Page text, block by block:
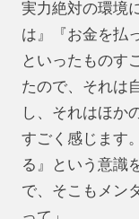
実力絶対の環境
は』『お金を払
といったものす
たので、それは
し、それはほか
すごく感じます
る』という意識
で、そこもメン